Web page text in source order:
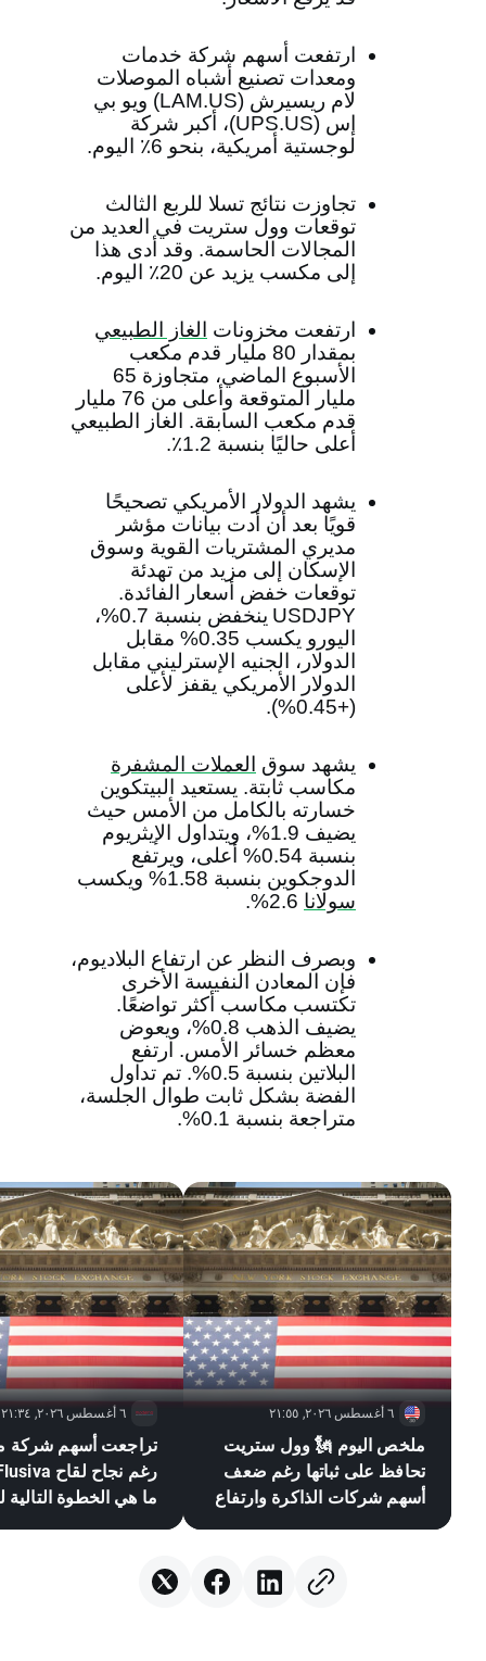
ارتفعت أسهم شركة خدمات
ومعدات تصنيع أشباه الموصلات
لام ريسيرش (LAM.US) ويو بي
إس (UPS.US)، أكبر شركة
لوجستية أمريكية، بنحو 6٪ اليوم.
تجاوزت نتائج تسلا للربع الثالث
توقعات وول ستريت في العديد من
المجالات الحاسمة. وقد أدى هذا
إلى مكسب يزيد عن 20٪ اليوم.
ارتفعت مخزونات الغاز الطبيعي
بمقدار 80 مليار قدم مكعب
الأسبوع الماضي، متجاوزة 65
مليار المتوقعة وأعلى من 76 مليار
قدم مكعب السابقة. الغاز الطبيعي
أعلى حاليًا بنسبة 1.2٪.
يشهد الدولار الأمريكي تصحيحًا
قويًا بعد أن أدت بيانات مؤشر
مديري المشتريات القوية وسوق
الإسكان إلى مزيد من تهدئة
توقعات خفض أسعار الفائدة.
USDJPY
ينخفض ​​بنسبة 0.7%،
اليورو يكسب 0.35% مقابل
الدولار، الجنيه الإسترليني مقابل
الدولار الأمريكي يقفز لأعلى
(+0.45%).
يشهد سوق العملات المشفرة
مكاسب ثابتة. يستعيد البيتكوين
خسارته بالكامل من الأمس حيث
يضيف 1.9%، ويتداول الإيثريوم
بنسبة 0.54% أعلى، ويرتفع
الدوجكوين بنسبة 1.58% ويكسب
سولانا
وبصرف النظر عن ارتفاع البلاديوم،
فإن المعادن النفيسة الأخرى
تكتسب مكاسب أكثر تواضعًا.
يضيف الذهب 0.8%، ويعوض
معظم خسائر الأمس. ارتفع
البلاتين بنسبة 0.5%. تم تداول
الفضة بشكل ثابت طوال الجلسة،
متراجعة بنسبة 0.1%.
٦ أغسطس ٢٠٢٦, ٢١:٥٥
ملخص اليوم 🗽 وول ستريت
تحافظ على ثباتها رغم ضعف
أسهم شركات الذاكرة وارتفاع
٦ أغسطس ٢٠٢٦, ٢١:٣٤
تراجعت أسهم شركة
ما هي الخطوة التالية